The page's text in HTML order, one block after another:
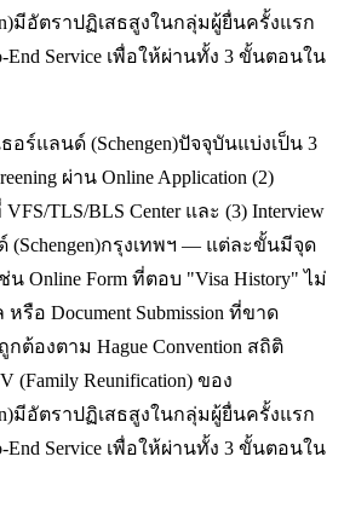
มีอัตราปฏิเสธสูงในกลุ่มผู้ยื่นครั้งแรก
Service เพื่อให้ผ่านทั้ง 3 ขั้นตอนใน
อร์แลนด์ (Schengen)ปัจจุบันแบ่งเป็น 3
ผ่าน Online Application (2)
VFS/TLS/BLS Center และ (3) Interview
(Schengen)กรุงเทพฯ — แต่ละขั้นมีจุด
Online Form ที่ตอบ "Visa History" ไม่
อ Document Submission ที่ขาด
กต้องตาม Hague Convention สถิติ
(Family Reunification) ของ
มีอัตราปฏิเสธสูงในกลุ่มผู้ยื่นครั้งแรก
Service เพื่อให้ผ่านทั้ง 3 ขั้นตอนใน